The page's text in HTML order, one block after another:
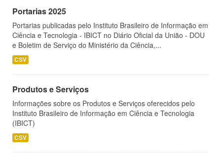
Portarias 2025
Portarias publicadas pelo Instituto Brasileiro de Informação em
Ciência e Tecnologia - IBICT no Diário Oficial da União - DOU
e Boletim de Serviço do Ministério da Ciência,...
CSV
Produtos e Serviços
Informações sobre os Produtos e Serviços oferecidos pelo
Instituto Brasileiro de Informação em Ciência e Tecnologia
(IBICT)
CSV